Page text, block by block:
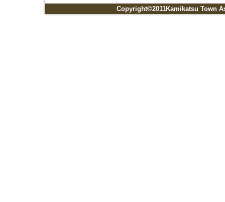
Copyright©2011Kamikatsu Town